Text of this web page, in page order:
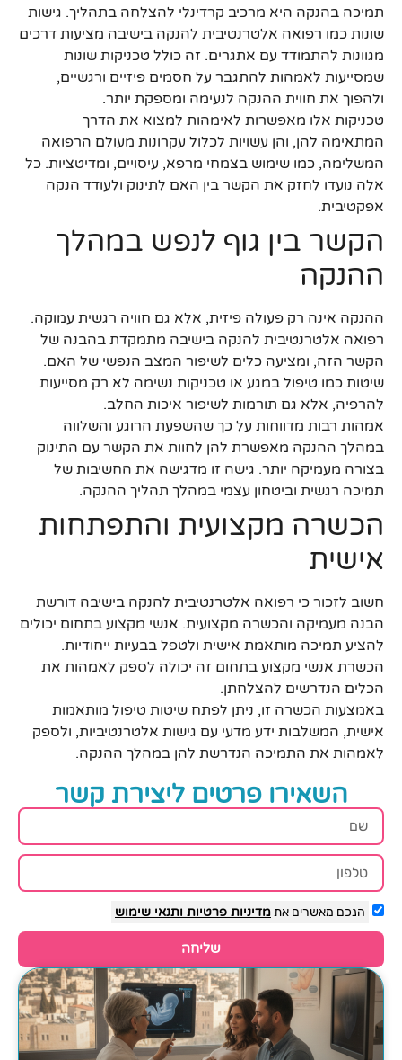
תמיכה בהנקה היא מרכיב קרדינלי להצלחה בתהליך. גישות
שונות כמו רפואה אלטרנטיבית להנקה בישיבה מציעות דרכים
מגוונות להתמודד עם אתגרים. זה כולל טכניקות שונות
שמסייעות לאמהות להתגבר על חסמים פיזיים ורגשיים,
ולהפוך את חווית ההנקה לנעימה ומספקת יותר.
טכניקות אלו מאפשרות לאימהות למצוא את הדרך
המתאימה להן, והן עשויות לכלול עקרונות מעולם הרפואה
המשלימה, כמו שימוש בצמחי מרפא, עיסויים, ומדיטציות. כל
אלה נועדו לחזק את הקשר בין האם לתינוק ולעודד הנקה
אפקטיבית.
הקשר בין גוף לנפש במהלך
ההנקה
ההנקה אינה רק פעולה פיזית, אלא גם חוויה רגשית עמוקה.
רפואה אלטרנטיבית להנקה בישיבה מתמקדת בהבנה של
הקשר הזה, ומציעה כלים לשיפור המצב הנפשי של האם.
שיטות כמו טיפול במגע או טכניקות נשימה לא רק מסייעות
להרפיה, אלא גם תורמות לשיפור איכות החלב.
אמהות רבות מדווחות על כך שהשפעת הרוגע והשלווה
במהלך ההנקה מאפשרת להן לחוות את הקשר עם התינוק
בצורה מעמיקה יותר. גישה זו מדגישה את החשיבות של
תמיכה רגשית וביטחון עצמי במהלך תהליך ההנקה.
הכשרה מקצועית והתפתחות
אישית
חשוב לזכור כי רפואה אלטרנטיבית להנקה בישיבה דורשת
הבנה מעמיקה והכשרה מקצועית. אנשי מקצוע בתחום יכולים
להציע תמיכה מותאמת אישית ולטפל בבעיות ייחודיות.
הכשרת אנשי מקצוע בתחום זה יכולה לספק לאמהות את
הכלים הנדרשים להצלחתן.
באמצעות הכשרה זו, ניתן לפתח שיטות טיפול מותאמות
אישית, המשלבות ידע מדעי עם גישות אלטרנטיביות, ולספק
לאמהות את התמיכה הנדרשת להן במהלך ההנקה.
השאירו פרטים ליצירת קשר
הנכם מאשרים אתמדיניות פרטיות ותנאי שימוש
שליחה